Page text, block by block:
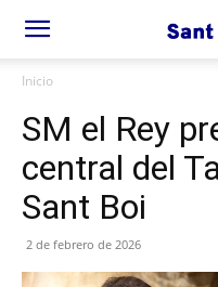
Inicio
SM el Rey
central del
Sant Boi
2 de febrero de 2026